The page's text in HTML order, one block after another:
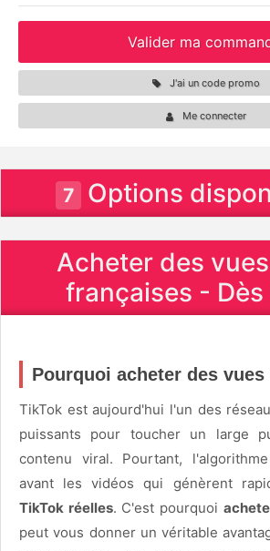
Valider ma
J'ai un code promo
Me connecter
7 Options
Acheter des
françaises -
Pourquoi acheter des vues
TikTok est aujourd'hui l'un des
puissants pour toucher un large
contenu viral. Pourtant,
avant les vidéos qui génèrent
TikTok réelles. C'est pourquoi
peut vous donner un véritable